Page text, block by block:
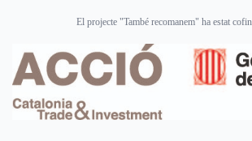
El projecte "També recomanem" ha estat